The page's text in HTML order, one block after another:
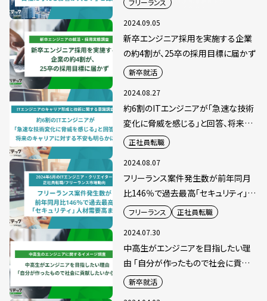
2024.09.05
新卒エンジニア採用を実施する企業
の約4割が、25卒の採用目標に届かず
新卒就活
2024.08.27
約6割のITエンジニアが「急速な技術
変化に脅威を感じる」と回答、将来の
キャリアに対する不安も明らかに
正社員転職
2024.08.07
フリーランス案件発生数が前年同月
比146％で過去最高「セキュリティ」人
材需要高まる
フリーランス
正社員転職
2024.07.30
中高生がエンジニアを目指したい理
由 「自分が作ったもので社会に貢献し
たいから」
新卒就活